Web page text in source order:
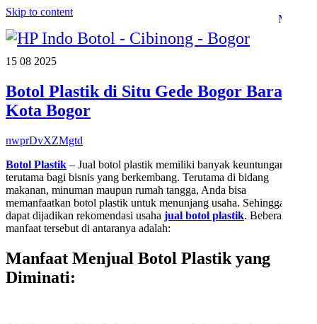
Skip to content
Menu
15 08 2025
Botol Plastik di Situ Gede Bogor Barat –
Kota Bogor
nwprDvXZMgtd
Botol Plastik – Jual botol plastik memiliki banyak keuntungan,
terutama bagi bisnis yang berkembang. Terutama di bidang
makanan, minuman maupun rumah tangga, Anda bisa
memanfaatkan botol plastik untuk menunjang usaha. Sehingga,
dapat dijadikan rekomendasi usaha jual botol plastik. Beberapa
manfaat tersebut di antaranya adalah:
Manfaat Menjual Botol Plastik yang
Diminati: